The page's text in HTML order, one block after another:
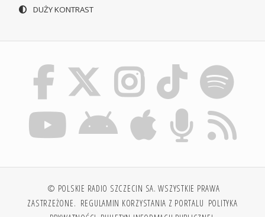
DUŻY KONTRAST
© POLSKIE RADIO SZCZECIN SA. WSZYSTKIE PRAWA
ZASTRZEŻONE. REGULAMIN KORZYSTANIA Z PORTALU POLITYKA